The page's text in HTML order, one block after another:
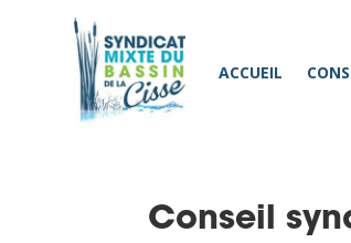
ACCUEIL
Conseil